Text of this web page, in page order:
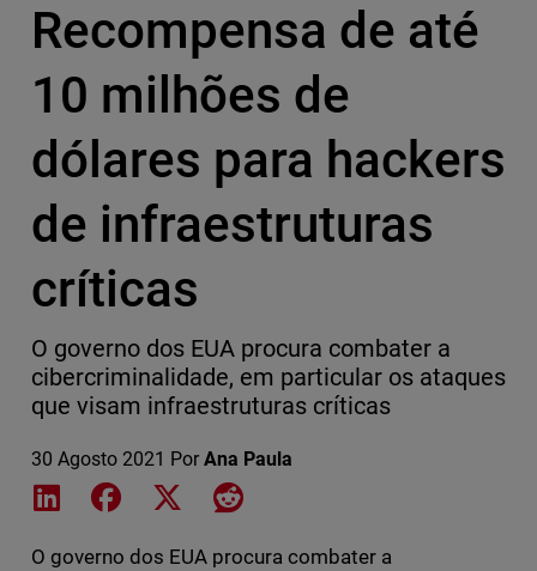
Recompensa de até
10 milhões de
dólares para hackers
de infraestruturas
críticas
O governo dos EUA procura combater a
cibercriminalidade, em particular os ataques
que visam infraestruturas críticas
30 Agosto 2021 Por Ana Paula
Share on LinkedIn
Share on Facebook
Share on XShare on Reddit
O governo dos EUA procura combater a